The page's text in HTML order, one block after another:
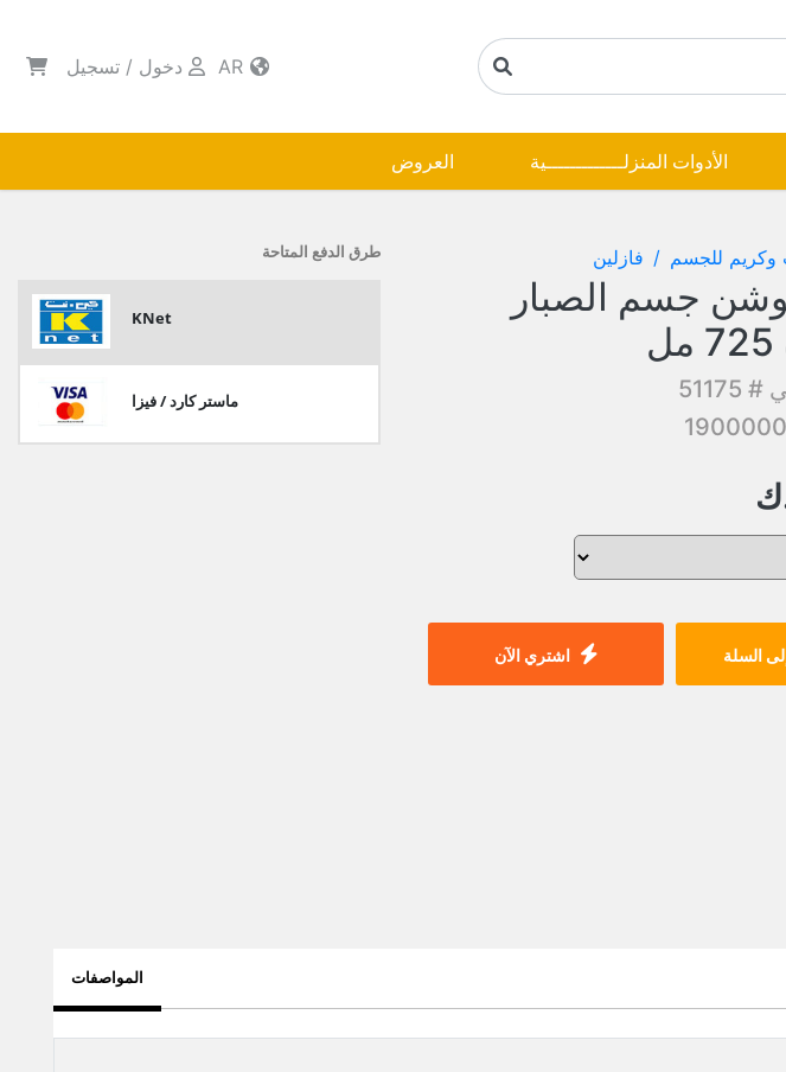
دخول / تسجيل
الأدوات المنزلـــــــــــــية العروض
للجسم فازلين
جسم الصبار
السلة اشتري الآن
طرق الدفع المتاحة
KNet
ماستر كارد / فيزا
المواصفات